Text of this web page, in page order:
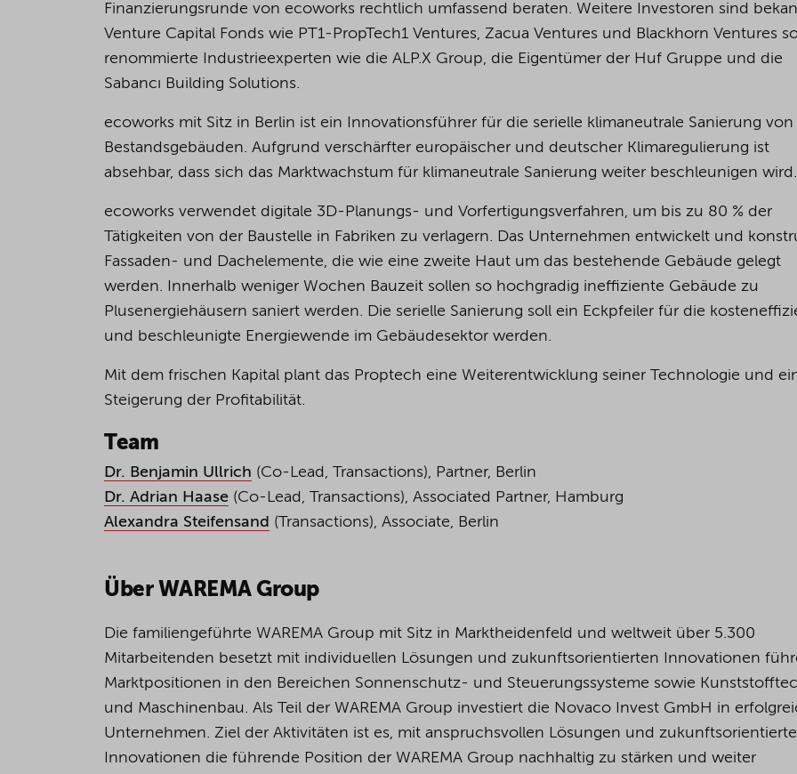
Finanzierungsrunde von ecoworks rechtlich umfassend beraten. Weitere Investoren sind
Venture Capital Fonds wie PT1-PropTech1 Ventures, Zacua Ventures und Blackhorn Ventures
renommierte Industrieexperten wie die ALP.X Group, die Eigentümer der Huf Gruppe und die
Sabancı Building Solutions.
ecoworks mit Sitz in Berlin ist ein Innovationsführer für die serielle klimaneutrale Sanierung von
Bestandsgebäuden. Aufgrund verschärfter europäischer und deutscher Klimaregulierung ist
absehbar, dass sich das Marktwachstum für klimaneutrale Sanierung weiter beschleunigen wird.
ecoworks verwendet digitale 3D-Planungs- und Vorfertigungsverfahren, um bis zu 80 % der
Tätigkeiten von der Baustelle in Fabriken zu verlagern. Das Unternehmen entwickelt und
Fassaden- und Dachelemente, die wie eine zweite Haut um das bestehende Gebäude gelegt
werden. Innerhalb weniger Wochen Bauzeit sollen so hochgradig ineffiziente Gebäude zu
Plusenergiehäusern saniert werden. Die serielle Sanierung soll ein Eckpfeiler für die
und beschleunigte Energiewende im Gebäudesektor werden.
Mit dem frischen Kapital plant das Proptech eine Weiterentwicklung seiner Technologie und
Steigerung der Profitabilität.
Team
Dr. Benjamin Ullrich (Co-Lead, Transactions), Partner, Berlin
Dr. Adrian Haase (Co-Lead, Transactions), Associated Partner, Hamburg
Alexandra Steifensand (Transactions), Associate, Berlin
Über WAREMA Group
Die familiengeführte WAREMA Group mit Sitz in Marktheidenfeld und weltweit über 5.300
Mitarbeitenden besetzt mit individuellen Lösungen und zukunftsorientierten Innovationen
Marktpositionen in den Bereichen Sonnenschutz- und Steuerungssysteme sowie
und Maschinenbau. Als Teil der WAREMA Group investiert die Novaco Invest GmbH in
Unternehmen. Ziel der Aktivitäten ist es, mit anspruchsvollen Lösungen und
Innovationen die führende Position der WAREMA Group nachhaltig zu stärken und weiter